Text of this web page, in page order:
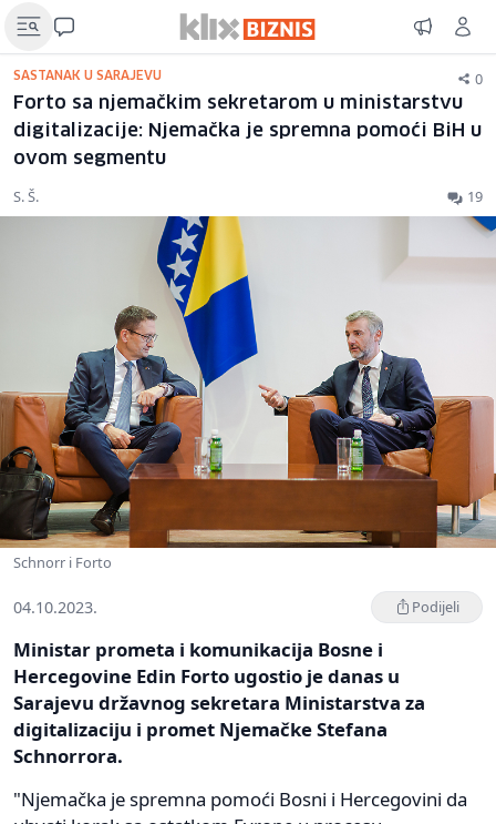
SASTANAK U SARAJEVU 0
Forto sa njemačkim sekretarom u ministarstvu
digitalizacije: Njemačka je spremna pomoći BiH u
ovom segmentu
S. Š. 19
Schnorr i Forto
04.10.2023. Podijeli
Ministar prometa i komunikacija Bosne i
Hercegovine Edin Forto ugostio je danas u
Sarajevu državnog sekretara Ministarstva za
digitalizaciju i promet Njemačke Stefana
Schnorrora.
"Njemačka je spremna pomoći Bosni i Hercegovini da